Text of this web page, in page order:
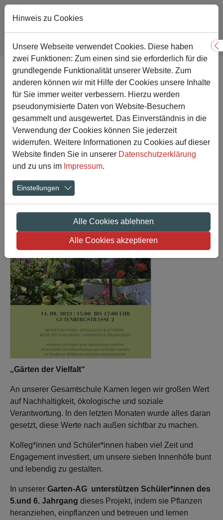
Zum Hauptinhalt springen
Sie sind hier:
Gesamtschule Nachricht
Garteneinweihung - Gärten
der Vielfalt an unserer
Gesamtschule
01.09.2023
„Gärten der Vielfalt“
An unserer Gesamtschule Kamen legen wir großen Wert
auf Nachhaltigkeit, ökologische und soziale
Verantwortung. In den letzten Monaten wurde alles daran
gesetzt, diese Werte nach außen sichtbar zu machen.
Kolleg*innen und Schüler*innen haben viel Zeit und
Engagement investiert, um unsere sieben Innenhöfe bunt
und lebendig zu gestalten.
In unserer Garten-AG unterstützen Schüler*innen des
5.und 6. Jahrgang dieses Projekt, indem sie Pflanzen
heranziehen, einpflanzen und betreuen und lernen
Hinweis zu Cookies
Unsere Webseite verwendet Cookies. Diese haben
zwei Funktionen: Zum einen sind sie erforderlich für die
grundlegende Funktionalität unserer Website. Zum
anderen können wir mit Hilfe der Cookies unsere Inhalte
für Sie immer weiter verbessern. Hierzu werden
pseudonymisierte Daten von Website-Besuchern
gesammelt und ausgewertet. Das Einverständnis in die
Verwendung der Cookies können Sie jederzeit
widerrufen. Weitere Informationen zu Cookies auf dieser
Website finden Sie in unserer Datenschutzerklärung
und zu uns im Impressum.
Einstellungen
Alle Cookies ablehnen
Alle Cookies akzeptieren